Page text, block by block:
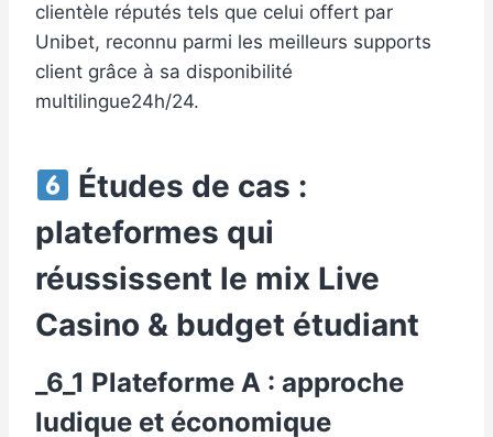
clientèle réputés tels que celui offert par
Unibet, reconnu parmi les meilleurs supports
client grâce à sa disponibilité
multilingue24h/24.
Études de cas :
plateformes qui
réussissent le mix Live
Casino & budget étudiant
_6_1 Plateforme A : approche
ludique et économique